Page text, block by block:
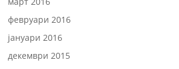
февруари 2016
јануари 2016
декември 2015